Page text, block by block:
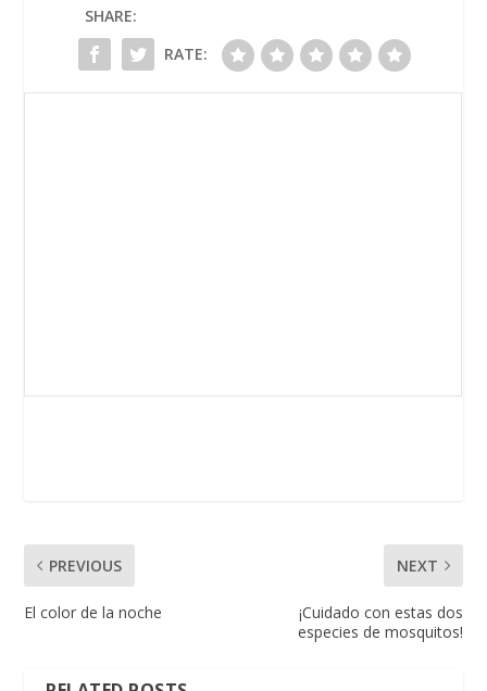
SHARE:
RATE:
PREVIOUS
El color de la noche
NEXT
¡Cuidado con estas dos
especies de mosquitos!